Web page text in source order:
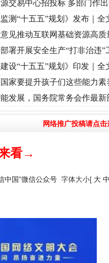
征程丨红船起航处 潮起..·[视频]一首
交易中心招投标 多部门作
监测“十五五”规划》发布｜全
见推动互联网基础资源高质
署开展安全生产“打非治违”
建设“十五五”规划》印发｜全
家要提升孩子们这些能力素
发展，国务院常务会作最
网络推广投稿请点击
看→
中国”微信公众号 字体大小[ 大 中